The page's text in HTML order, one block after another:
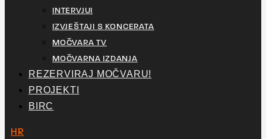
INTERVJUI
IZVJEŠTAJI S KONCERATA
MOČVARA TV
MOČVARNA IZDANJA
REZERVIRAJ MOČVARU!
PROJEKTI
BIRC
HR